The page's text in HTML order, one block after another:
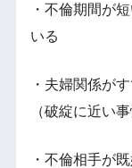
・不倫期間が
いる
・夫婦関係が
（破綻に近い事
・不倫相手が